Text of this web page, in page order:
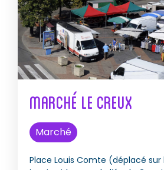
Marché Le Creux
Marché
Place Louis Comte (déplacé